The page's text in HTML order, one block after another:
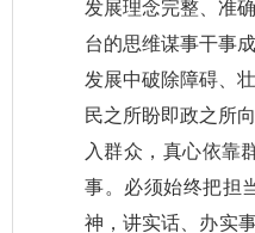
发展理念完整、准
台的思维谋事干事
发展中破除障碍、
民之所盼即政之所
入群众，真心依靠
事。必须始终把担
神，讲实话、办实